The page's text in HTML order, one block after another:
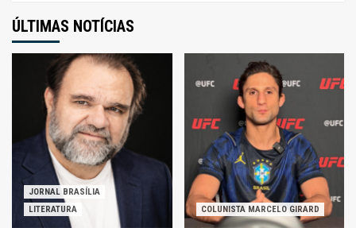
ÚLTIMAS NOTÍCIAS
JORNAL BRASÍLIA
LITERATURA
COLUNISTA MARCELO GIRARD